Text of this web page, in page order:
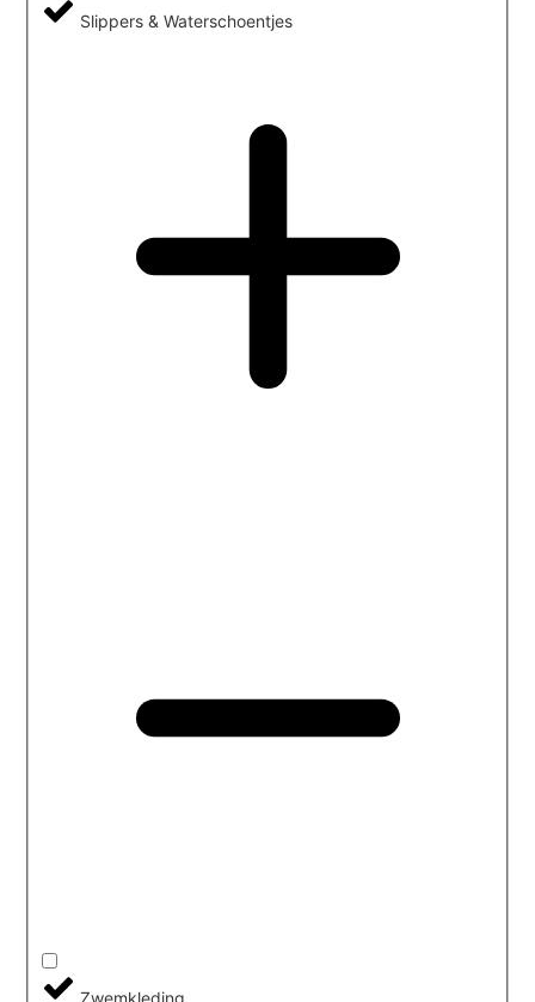
Slippers & Waterschoentjes
Zwemkleding